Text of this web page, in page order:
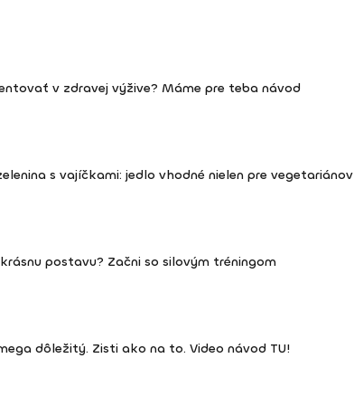
v zdravej výžive? Máme pre teba návod
s vajíčkami: jedlo vhodné nielen pre vegetariánov
postavu? Začni so silovým tréningom
dôležitý. Zisti ako na to. Video návod TU!